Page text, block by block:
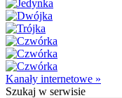
Kanały internetowe »
Szukaj w serwisie